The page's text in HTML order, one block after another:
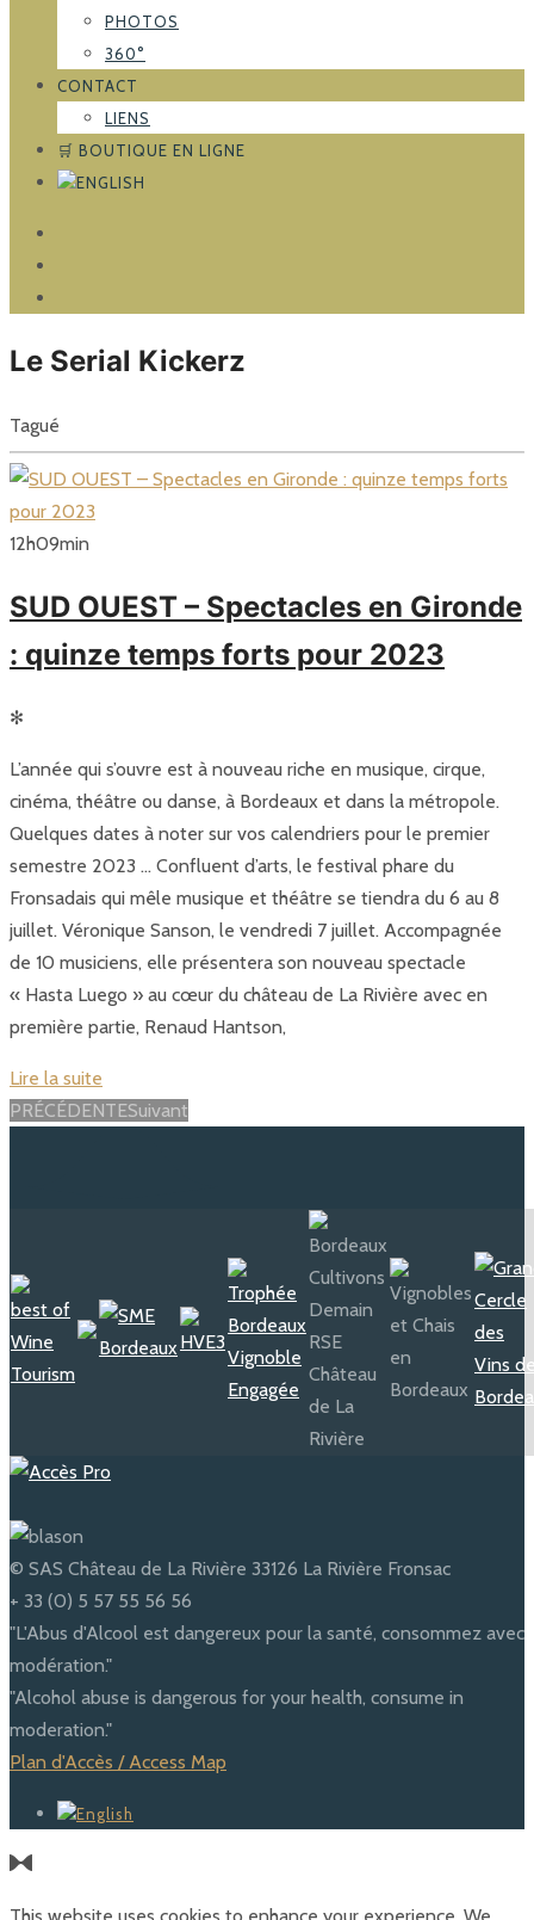
PHOTOS
360°
CONTACT
LIENS
🛒 BOUTIQUE EN LIGNE
Le Serial Kickerz
Tagué
12h09min
SUD OUEST – Spectacles en Gironde
: quinze temps forts pour 2023
✻
L’année qui s’ouvre est à nouveau riche en musique, cirque,
cinéma, théâtre ou danse, à Bordeaux et dans la métropole.
Quelques dates à noter sur vos calendriers pour le premier
semestre 2023 … Confluent d’arts, le festival phare du
Fronsadais qui mêle musique et théâtre se tiendra du 6 au 8
juillet. Véronique Sanson, le vendredi 7 juillet. Accompagnée
de 10 musiciens, elle présentera son nouveau spectacle
« Hasta Luego » au cœur du château de La Rivière avec en
première partie, Renaud Hantson,
Lire la suite
Posts
PRÉCÉDENTESuivant
© SAS Château de La Rivière 33126 La Rivière Fronsac
+ 33 (0) 5 57 55 56 56
"L'Abus d'Alcool est dangereux pour la santé, consommez avec
modération."
"Alcohol abuse is dangerous for your health, consume in
moderation."
Plan d'Accès / Access Map